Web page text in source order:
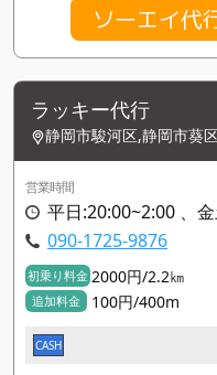
ソーエイ代
ラッキー代行
静岡市駿河区,静岡市葵
営業時間
平日:20:00~2:00 、
090-1725-9876
初乗り料金 2000円/2.2㎞
追加料金 100円/400m
CASH